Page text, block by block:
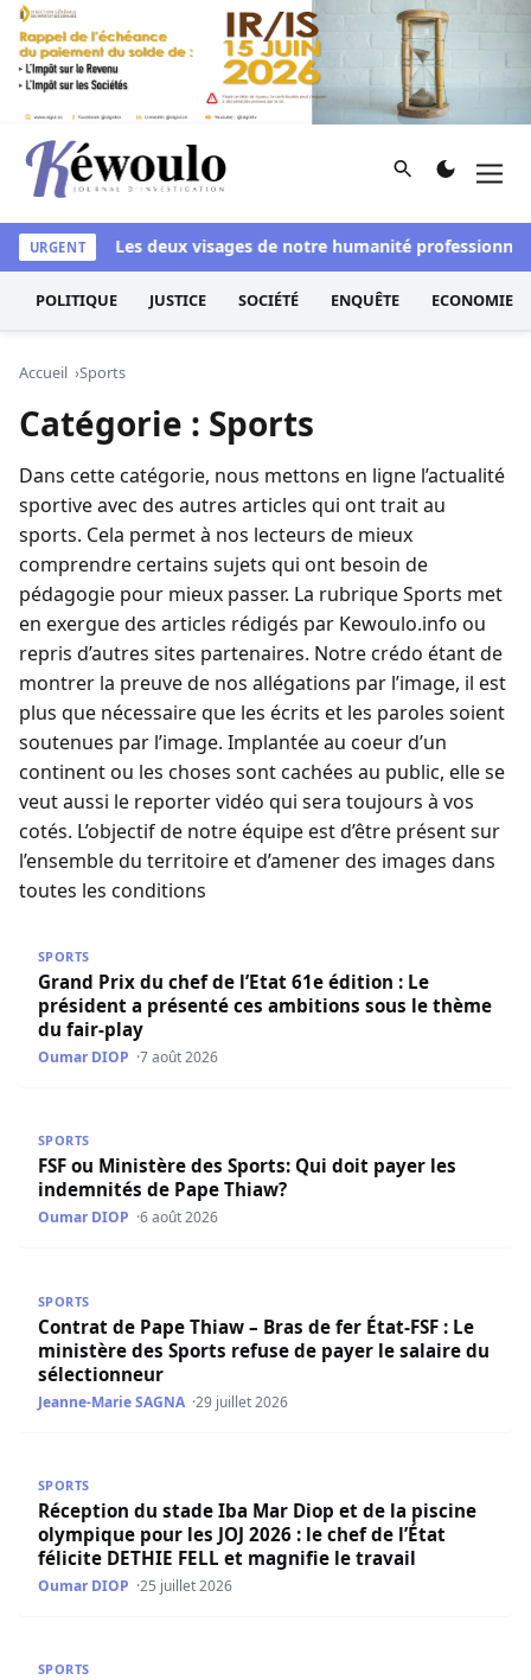
Aller au contenu
Kéwoulo, le premier site d'information et d'investigation
Rechercher
URGENT
blanchi Les deux visages de notre humanité
POLITIQUE JUSTICE SOCIÉTÉ ENQUÊTE ECONOMIE
Accueil Sports
Catégorie : Sports
Dans cette catégorie, nous mettons en ligne l’actualité
sportive avec des autres articles qui ont trait au
sports. Cela permet à nos lecteurs de mieux
comprendre certains sujets qui ont besoin de
pédagogie pour mieux passer. La rubrique Sports met
en exergue des articles rédigés par Kewoulo.info ou
repris d’autres sites partenaires. Notre crédo étant de
montrer la preuve de nos allégations par l’image, il est
plus que nécessaire que les écrits et les paroles soient
soutenues par l’image. Implantée au coeur d’un
continent ou les choses sont cachées au public, elle se
veut aussi le reporter vidéo qui sera toujours à vos
cotés. L’objectif de notre équipe est d’être présent sur
l’ensemble du territoire et d’amener des images dans
toutes les conditions
SPORTS
Grand Prix du chef de l’Etat 61e édition : Le
président a présenté ces ambitions sous le thème
du fair-play
Oumar DIOP 7 août 2026
SPORTS
FSF ou Ministère des Sports: Qui doit payer les
indemnités de Pape Thiaw?
Oumar DIOP 6 août 2026
SPORTS
Contrat de Pape Thiaw – Bras de fer État-FSF : Le
ministère des Sports refuse de payer le salaire du
sélectionneur
Jeanne-Marie SAGNA 29 juillet 2026
SPORTS
Réception du stade Iba Mar Diop et de la piscine
olympique pour les JOJ 2026 : le chef de l’État
félicite DETHIE FELL et magnifie le travail
Oumar DIOP 25 juillet 2026
SPORTS